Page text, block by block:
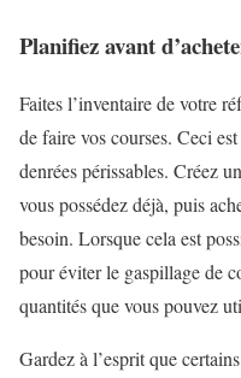
Planifiez avant
Faites l’inventaire de votre
de faire vos courses. Ceci
denrées périssables. Créez
vous possédez déjà, puis
besoin. Lorsque cela est
pour éviter le gaspillage de
quantités que vous pouvez
Gardez à l’esprit que